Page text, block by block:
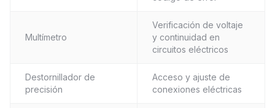
Multímetro
Verificación de voltaje
y continuidad en
circuitos eléctricos
Destornillador de
precisión
Acceso y ajuste de
conexiones eléctricas